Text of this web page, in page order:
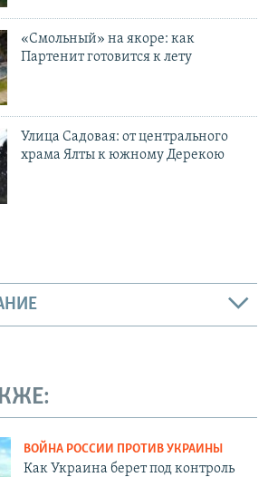
«Смольный» на якоре: как
Партенит готовится к лету
Улица Садовая: от центрального
храма Ялты к южному Дерекою
ВОЙНА РОССИИ ПРОТИВ УКРАИНЫ
Как Украина берет под контроль